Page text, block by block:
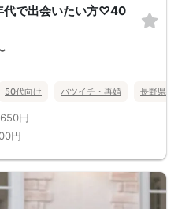
代で出会いたい方♡40
50代向け バツイチ・再婚 長野県
円
円